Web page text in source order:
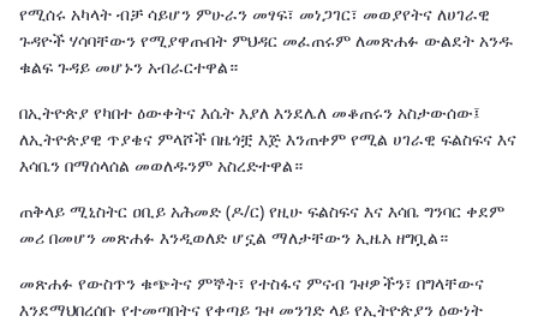
የሚሰሩ አካላት ብቻ ሳይሆን ምሁራን መፃፍ፣ መነጋገር፣ መወያየትና ለሀገራዊ
ጉዳዮች ሃሳባቸውን የሚያዋጡበት ምህዳር መፈጠሩም ለመጽሐፉ ውልደት አንዱ
ቁልፍ ጉዳይ መሆኑን አብራርተዋል።
በኢትዮጵያ የካበተ ዕውቀትና እሴት እያለ እንደሌለ መቆጠሩን አስታውሰው፤
ለኢትዮጵያዊ ጥያቄና ምላሾች በዜጎቿ እጅ እንጠቀም የሚል ሀገራዊ ፍልስፍና እና
እሳቤን በማሰላሰል መወለዱንም አስረድተዋል።
ጠቅላይ ሚኒስትር ዐቢይ አሕመድ (ዶ/ር) የዚሁ ፍልስፍና እና እሳቤ ግንባር ቀደም
መሪ በመሆን መጽሐፉ እንዲወለድ ሆኗል ማለታቸውን ኢዜአ ዘግቧል።
መጽሐፉ የውስጥን ቁጭትና ምኞት፣ የተስፋና ምናብ ጉዞዎችን፣ በግላቸውና
እንደማህበረሰቡ የተመጣበትና የቀጣይ ጉዞ መንገድ ላይ የኢትዮጵያን ዕውነት